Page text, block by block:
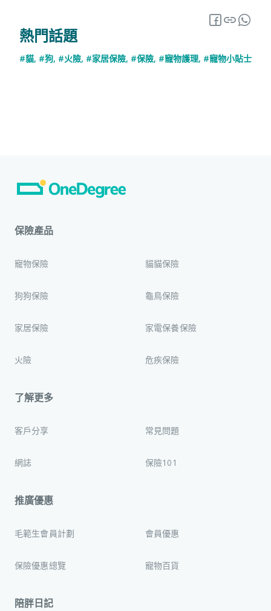
熱門話題
#貓, #狗, #火險, #家居保險, #保險, #寵物護理, #寵物小貼士
保險產品
寵物保險 貓貓保險
狗狗保險 龜鳥保險
家居保險 家電保養保險
火險 危疾保險
了解更多
客戶分享 常見問題
網誌 保險101
推廣優惠
毛範生會員計劃 會員優惠
保險優惠總覽 寵物百貨
陪胖日記